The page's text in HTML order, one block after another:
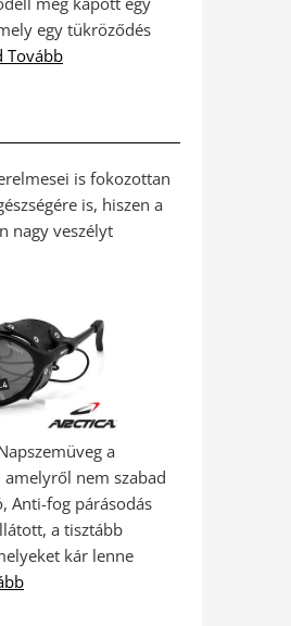
egy tükröződés
Tovább
is fokozottan
is, hiszen a
nagy veszélyt
a
nem szabad
Anti-fog párásodás
a tisztább
kár lenne